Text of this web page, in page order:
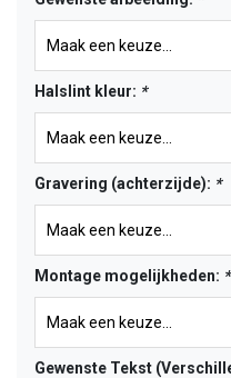
Halslint kleur: *
Gravering (achterzijde): *
Montage mogelijkheden: *
Gewenste Tekst